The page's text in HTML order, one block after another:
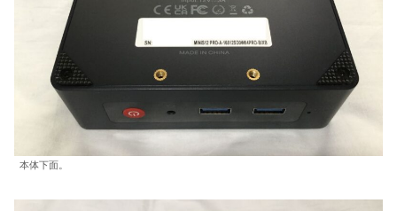
本体下面。